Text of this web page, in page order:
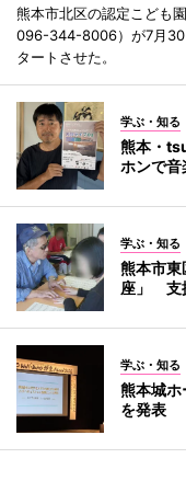
熊本市北区の認定こども
096-344-8006）が7月30
タートさせた。
学ぶ・知る
熊本・
ホンで音
学ぶ・知る
熊本市東
座」 支
学ぶ・知る
熊本城
を発表